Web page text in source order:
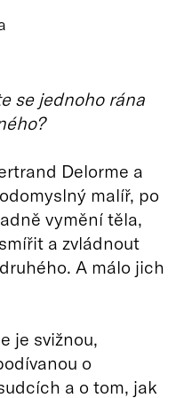
se jednoho rána
Delorme a
malíř, po
vymění těla,
a zvládnout
A málo jich
je svižnou,
o
a o tom, jak